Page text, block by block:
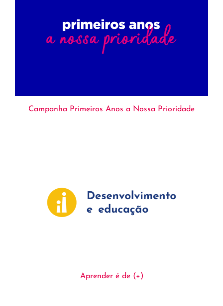
Campanha Primeiros Anos a Nossa Prioridade
Aprender é de (+)